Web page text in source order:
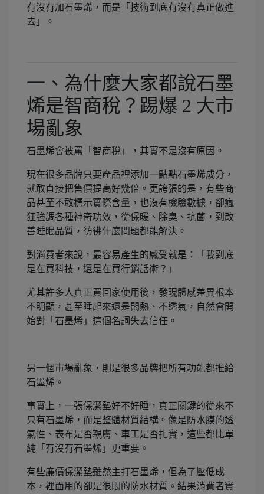
有沒有加石墨烯，而是「技術到底有沒有真正做進
去」。
一、為什麼大家都說石墨
烯是智商稅？踢爆 2 大市
場亂象
石墨烯會被罵「智商稅」，其實不是沒有原因。
現在很多品牌只要產品裡添加一點點石墨烯成分，
就敢直接把售價提高好幾倍。更誇張的是，有些商
品甚至不敢標示實際含量，也沒有檢驗數據，卻瘋
狂強調各種神奇功效，從保暖、除臭、抗菌，到改
善睡眠品質，彷彿什麼問題都能解決。
對消費者來說，最容易產生的感受就是：「我到底
是在買科技，還是在買行銷話術？」
尤其許多人真正買回家使用後，發現體感差異根本
不明顯，甚至睡起來還是悶熱、不透氣，自然會開
始對「石墨烯」這個名詞失去信任。
另一個市場亂象，則是很多品牌把所有功能都推給
石墨烯。
事實上，一張保潔墊好不好睡，真正關鍵的從來不
只有石墨烯，而是整體材質結構。像是防水膜的透
氣性、表布是否親膚、車工是否扎實，這些都比單
純「有沒有石墨烯」更重要。
有些廉價保潔墊雖然主打石墨烯，但為了壓低成
本，裡面用的卻是很悶的防水材質。結果消費者實